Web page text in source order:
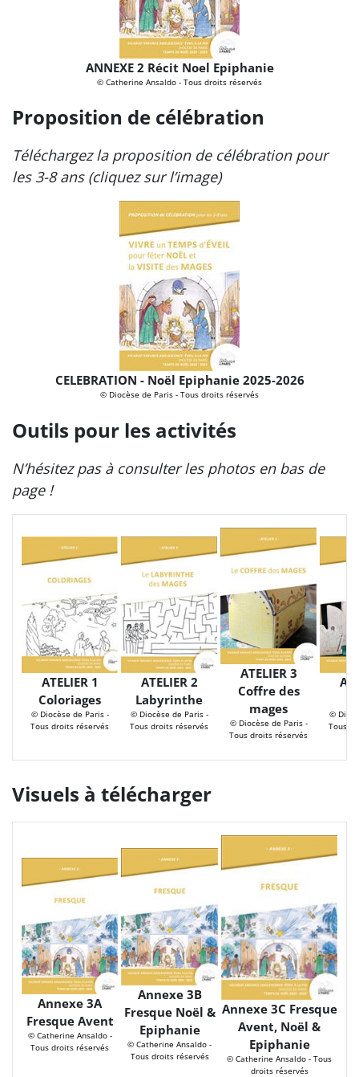
ANNEXE 2 Récit Noel Epiphanie
© Catherine Ansaldo - Tous droits réservés
Proposition de célébration
Téléchargez la proposition de célébration pour
les 3-8 ans (cliquez sur l’image)
CELEBRATION - Noël Epiphanie 2025-2026
© Diocèse de Paris - Tous droits réservés
Outils pour les activités
N’hésitez pas à consulter les photos en bas de
page !
ATELIER 1
Coloriages
© Diocèse de Paris -
Tous droits réservés
ATELIER 2
Labyrinthe
© Diocèse de Paris -
Tous droits réservés
ATELIER 3
Coffre des
mages
© Diocèse de Paris -
Tous droits réservés
©
Tous
Visuels à télécharger
Annexe 3A
Fresque Avent
© Catherine Ansaldo -
Tous droits réservés
Annexe 3B
Fresque Noël &
Epiphanie
© Catherine Ansaldo -
Tous droits réservés
Annexe 3C Fresque
Avent, Noël &
Epiphanie
© Catherine Ansaldo - Tous
droits réservés